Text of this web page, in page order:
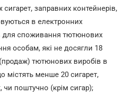
сигарет, заправних контейнерів,
в електронних
для споживання тютюнових
особам, які не досягли 18
(продаж) тютюнових виробів в
містять менше 20 сигарет,
чи поштучно (крім сигар);